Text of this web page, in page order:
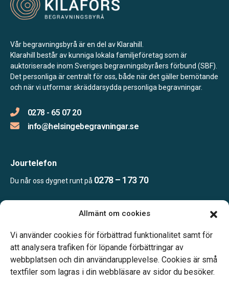
Allmänt om cookies
Vi använder cookies för förbättrad funktionalitet samt för
att analysera trafiken för löpande förbättringar av
webbplatsen och din användarupplevelse. Cookies är små
textfiler som lagras i din webbläsare av sidor du besöker.
Vår begravningsbyrå är en del av Klarahill.
Klarahill består av kunniga lokala familjeföretag som är
auktoriserade inom Sveriges begravningsbyråers förbund (SBF).
Det personliga är centralt för oss, både när det gäller bemötande
och när vi utformar skräddarsydda personliga begravningar.
0278 - 65 07 20
info@helsingebegravningar.se
Jourtelefon
Du når oss dygnet runt på 0278 – 173 70
Kontoret bemannas enligt telefonöverenskommelse